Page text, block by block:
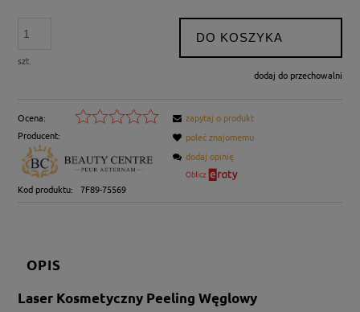
szt.
DO KOSZYKA
dodaj do przechowalni
Ocena:
Producent:
Kod produktu: 7F89-75569
zapytaj o produkt
poleć znajomemu
dodaj opinię
OPIS
Laser Kosmetyczny Peeling Węglowy